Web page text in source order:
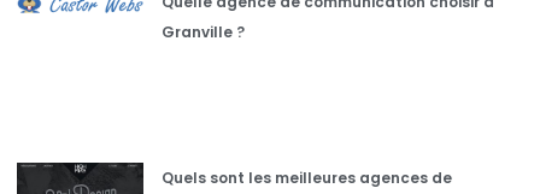
Granville ?
Quels sont les meilleures agences de